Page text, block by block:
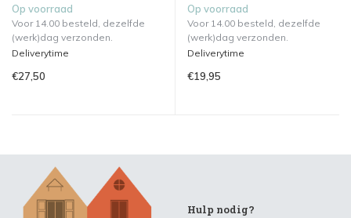
Op voorraad
Voor 14.00 besteld, dezelfde
(werk)dag verzonden.
Deliverytime
€27,50
Op voorraad
Voor 14.00 besteld, dezelfde
(werk)dag verzonden.
Deliverytime
€19,95
Hulp nodig?